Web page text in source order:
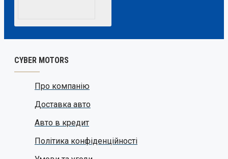
CYBER MOTORS
Про компанію
Доставка авто
Авто в кредит
Політика конфіденційності